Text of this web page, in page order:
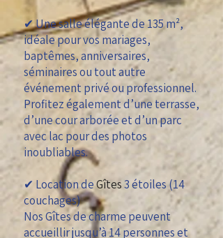
✔ Une salle élégante de 135 m²,
idéale pour vos mariages,
baptêmes, anniversaires,
séminaires ou tout autre
événement privé ou professionnel.
Profitez également d’une terrasse,
d’une cour arborée et d’un parc
avec lac pour des photos
inoubliables.
✔ Location deGîtes3 étoiles (14
couchages)
Nos Gîtes de charme peuvent
accueillir jusqu’à 14 personnes et